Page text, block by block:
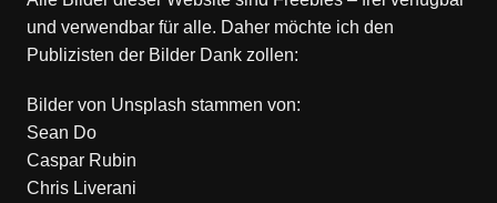
und verwendbar für alle. Daher möchte ich den
Publizisten der Bilder Dank zollen:
Bilder von Unsplash stammen von:
Sean Do
Caspar Rubin
Chris Liverani